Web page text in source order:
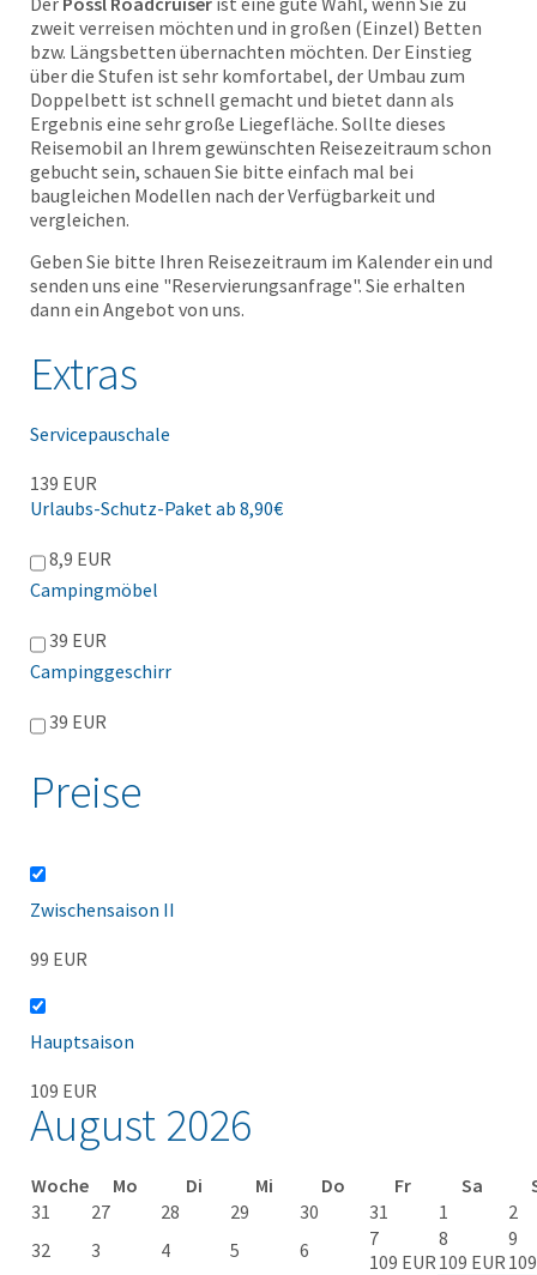
zweit verreisen möchten und in großen (Einzel) Betten
bzw. Längsbetten übernachten möchten. Der Einstieg
über die Stufen ist sehr komfortabel, der Umbau zum
Doppelbett ist schnell gemacht und bietet dann als
Ergebnis eine sehr große Liegefläche. Sollte dieses
Reisemobil an Ihrem gewünschten Reisezeitraum schon
gebucht sein, schauen Sie bitte einfach mal bei
baugleichen Modellen nach der Verfügbarkeit und
vergleichen.
Geben Sie bitte Ihren Reisezeitraum im Kalender ein und
senden uns eine "Reservierungsanfrage". Sie erhalten
dann ein Angebot von uns.
Extras
Servicepauschale
139 EUR
Urlaubs-Schutz-Paket ab 8,90€
8,9 EUR
Campingmöbel
39 EUR
Campinggeschirr
39 EUR
Preise
Zwischensaison II
99 EUR
Hauptsaison
109 EUR
August 2026
Woche Mo Di Mi Do Fr Sa
31
27 28 29 30 31 1
2
32
3 4 5 6
7
109 EUR
8
109 EUR
9